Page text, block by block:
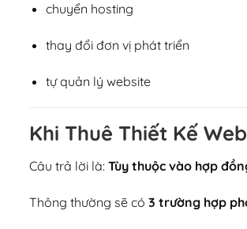
chuyển hosting
thay đổi đơn vị phát triển
tự quản lý website
Khi Thuê Thiết Kế
Câu trả lời là: Tùy thuộc vào hợp
Thông thường sẽ có 3 trường hợp